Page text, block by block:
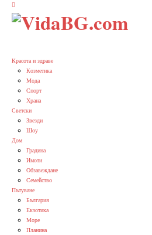
Красота и здраве
Козметика
Мода
Спорт
Храна
Светски
Звезди
Шоу
Дом
Градина
Имоти
Обзавеждане
Семейство
Пътуване
България
Екзотика
Море
Планина